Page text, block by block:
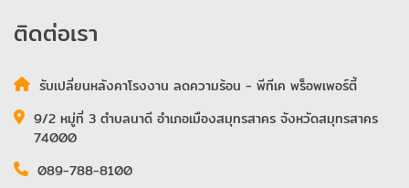
ติดต่อเรา
รับเปลี่ยนหลังคาโรงงาน ลดความร้อน - พีทีเค พร็อพเพอร์ตี้
9/2 หมู่ที่ 3 ตำบลนาดี อำเภอเมืองสมุทรสาคร จังหวัดสมุทรสาคร
74000
089-788-8100